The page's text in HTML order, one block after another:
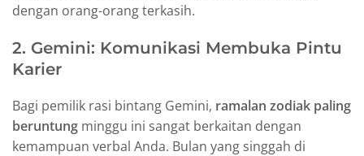
dengan orang-orang terkasih.
2. Gemini: Komunikasi Membuka Pintu
Karier
Bagi pemilik rasi bintang Gemini, ramalan zodiak paling
beruntung minggu ini sangat berkaitan dengan
kemampuan verbal Anda. Bulan yang singgah di